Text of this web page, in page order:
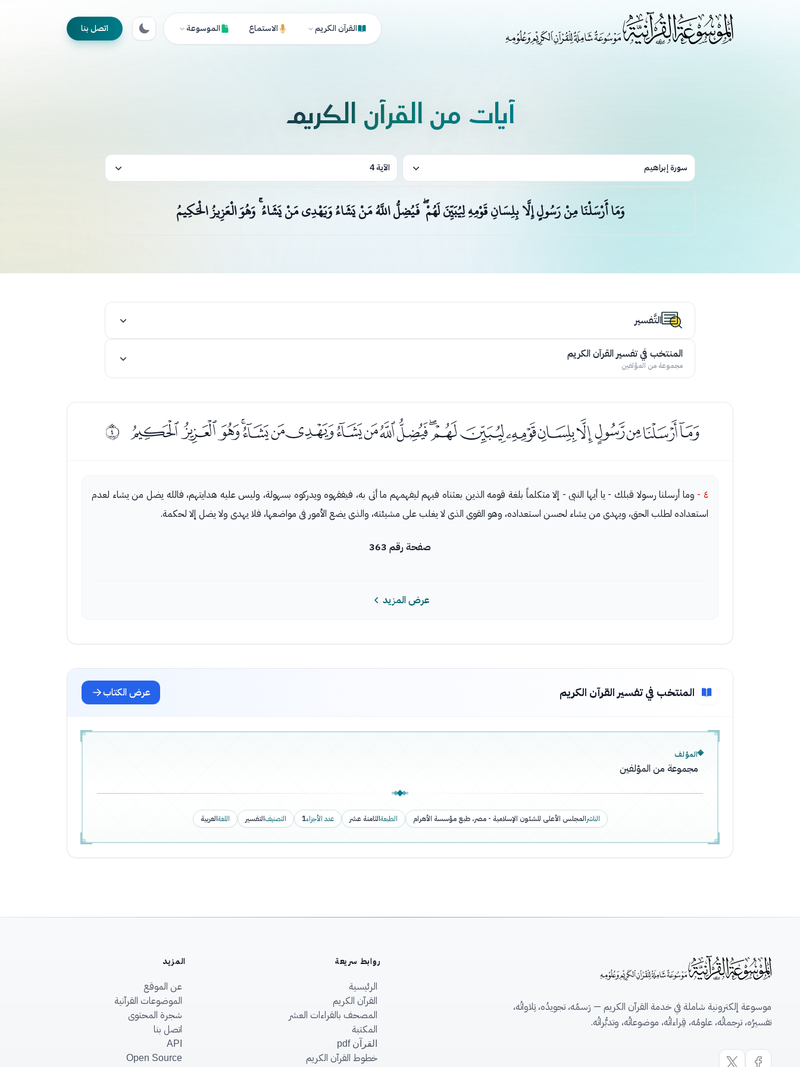
القرآن الكريم الاستماع الموسوعة اتصل بنا
آيات من القرآن الكريم
سورة إبراهيم الآية 4
وَمَا أَرْسَلْنَا مِنْ رَسُولٍ إِلَّا بِلِسَانِ قَوْمِهِ لِيُبَيِّنَ لَهُمْ ۖ فَيُضِلُّ اللَّهُ مَنْ يَشَاءُ وَيَهْدِي مَنْ يَشَاءُ ۚ وَهُوَ الْعَزِيزُ الْحَكِيمُ
التَّفسير
المنتخب في تفسير القرآن الكريم
مجموعة من المؤلفين
ﮖﮗﮘﮙﮚﮛﮜﮝﮞﮟﮠﮡﮢﮣﮤﮥﮦﮧﮨﮩﮪ ﰃ
٤ -
وما أرسلنا رسولا قبلك - يا أيها النبى - إلا متكلماً بلغة قومه الذين بعثناه فيهم ليفهمهم ما أتى به، فيفقهوه ويدركوه بسهولة، وليس عليه هدايتهم، فالله يضل من يشاء لعدم
استعداده لطلب الحق، ويهدى من يشاء لحسن استعداده، وهو القوى الذى لا يغلب على مشيئته، والذى يضع الأمور فى مواضعها، فلا يهدى ولا يضل إلا لحكمة.
صفحة رقم 363
عرض المزيد
المنتخب في تفسير القرآن الكريم عرض الكتاب
المؤلف
مجموعة من المؤلفين
الناشرالمجلس الأعلى للشئون الإسلامية - مصر، طبع مؤسسة الأهرام الطبعةالثامنة عشر عدد الأجزاء1 التصنيفالتفسير اللغةالعربية
موسوعة إلكترونية شاملة في خدمة القرآن الكريم — رَسمُه، تجويدُه، تِلاواتُه،
تفسيرُه، ترجماتُه، علومُه، قِراءاتُه، موضوعاتُه، وتدبُّراتُه.
روابط سريعة
الرئيسية
القرآن الكريم
المصحف بالقراءات العشر
المكتبة
القرآن pdf
خطوط القرآن الكريم
المزيد
عن الموقع
الموضوعات القرآنية
شجرة المحتوى
اتصل بنا
API
Open Source